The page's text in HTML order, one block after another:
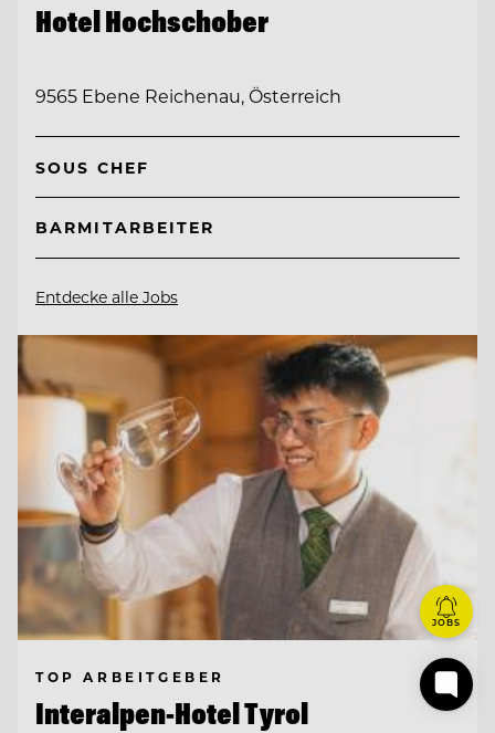
Hotel Hochschober
9565 Ebene Reichenau, Österreich
SOUS CHEF
BARMITARBEITER
Entdecke alle Jobs
TOP ARBEITGEBER
Interalpen-Hotel Tyrol
JOBS